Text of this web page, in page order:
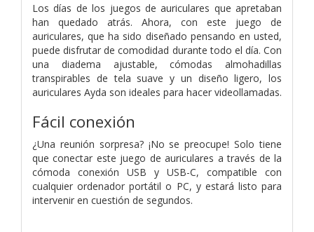
Los días de los juegos de auriculares que apretaban
han quedado atrás. Ahora, con este juego de
auriculares, que ha sido diseñado pensando en usted,
puede disfrutar de comodidad durante todo el día. Con
una diadema ajustable, cómodas almohadillas
transpirables de tela suave y un diseño ligero, los
auriculares Ayda son ideales para hacer videollamadas.
Fácil conexión
¿Una reunión sorpresa? ¡No se preocupe! Solo tiene
que conectar este juego de auriculares a través de la
cómoda conexión USB y USB-C, compatible con
cualquier ordenador portátil o PC, y estará listo para
intervenir en cuestión de segundos.